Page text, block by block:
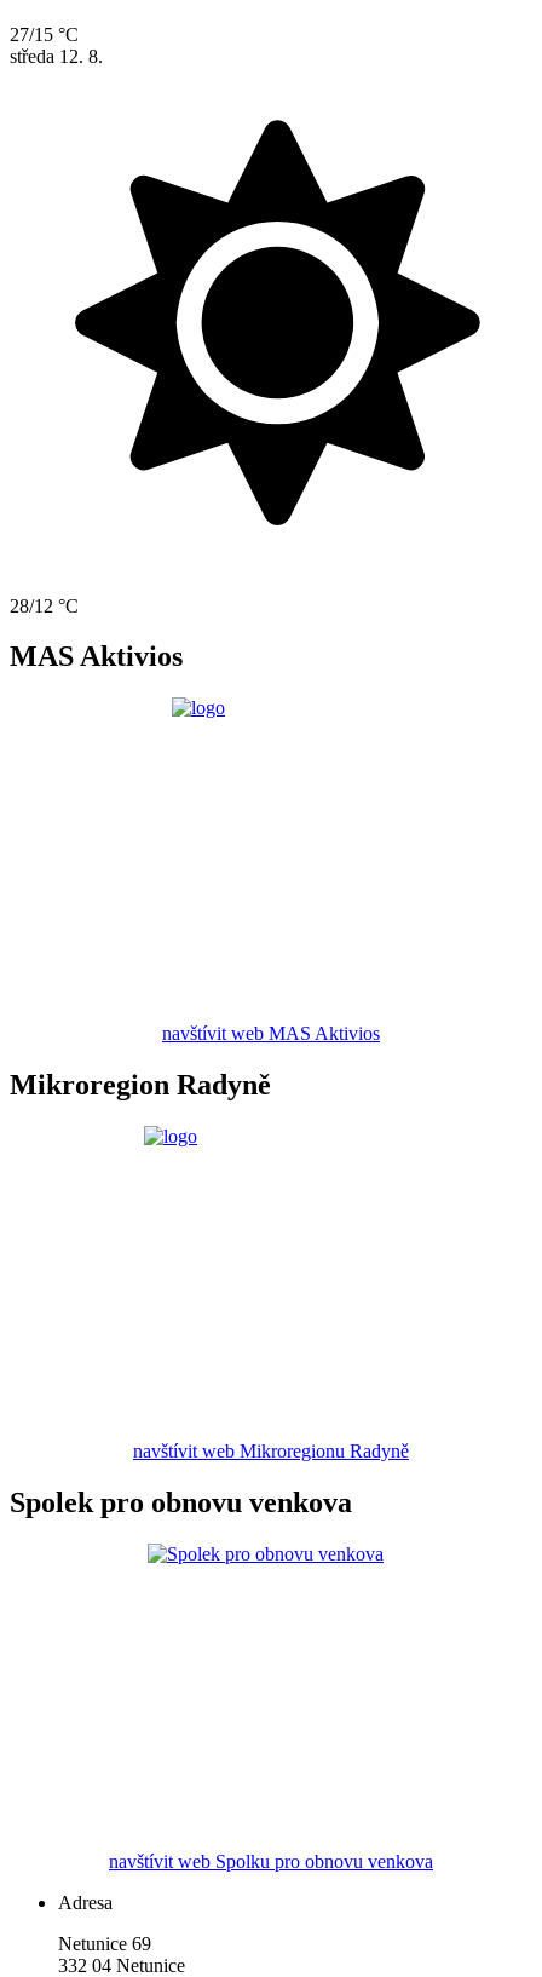
27/15 °C
středa 12. 8.
28/12 °C
MAS Aktivios
navštívit web MAS Aktivios
Mikroregion Radyně
navštívit web Mikroregionu Radyně
Spolek pro obnovu venkova
navštívit web Spolku pro obnovu venkova
Adresa
Netunice 69
332 04 Netunice